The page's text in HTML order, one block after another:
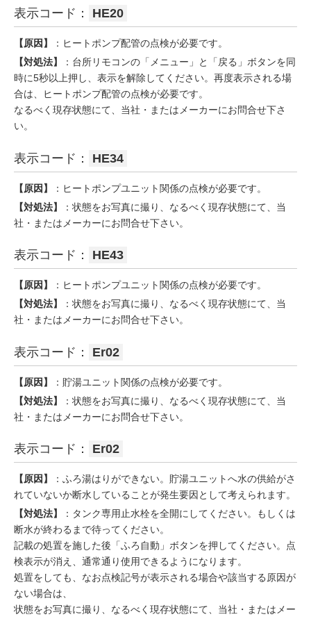
表示コード： HE20
【原因】
：ヒートポンプ配管の点検が必要です。
【対処法】
：台所リモコンの「メニュー」と「戻る」ボタンを同
時に5秒以上押し、表示を解除してください。再度表示される場
合は、ヒートポンプ配管の点検が必要です。
なるべく現存状態にて、当社・またはメーカーにお問合せ下さ
い。
表示コード： HE34
【原因】
：ヒートポンプユニット関係の点検が必要です。
【対処法】
：状態をお写真に撮り、なるべく現存状態にて、当
社・またはメーカーにお問合せ下さい。
表示コード： HE43
【原因】
：ヒートポンプユニット関係の点検が必要です。
【対処法】
：状態をお写真に撮り、なるべく現存状態にて、当
社・またはメーカーにお問合せ下さい。
表示コード： Er02
【原因】
：貯湯ユニット関係の点検が必要です。
【対処法】
：状態をお写真に撮り、なるべく現存状態にて、当
社・またはメーカーにお問合せ下さい。
表示コード： Er02
【原因】
：ふろ湯はりができない。貯湯ユニットへ水の供給がさ
れていないか断水していることが発生要因として考えられます。
【対処法】
：タンク専用止水栓を全開にしてください。もしくは
断水が終わるまで待ってください。
記載の処置を施した後「ふろ自動」ボタンを押してください。点
検表示が消え、通常通り使用できるようになります。
処置をしても、なお点検記号が表示される場合や該当する原因が
ない場合は、
状態をお写真に撮り、なるべく現存状態にて、当社・またはメー